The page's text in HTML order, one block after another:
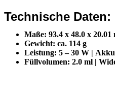
Technische Daten:
Maße: 93.4 x 48.0 x 20.01
Gewicht: ca. 114 g
Leistung: 5 – 30 W |
Füllvolumen: 2.0 ml |